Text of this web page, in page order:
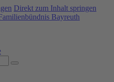
Direkt zum Inhalt springen